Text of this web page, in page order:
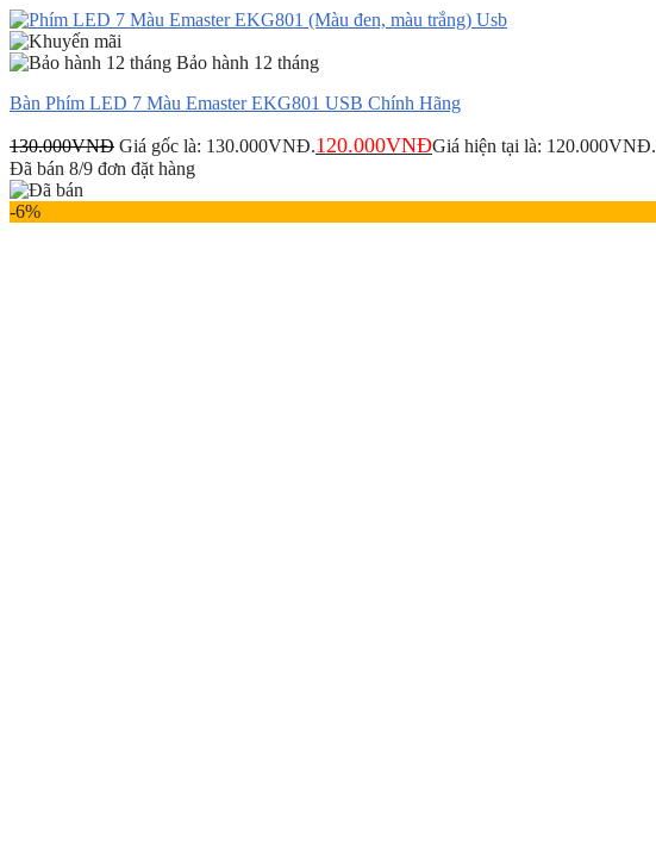
Bảo hành 12 tháng
Bàn Phím LED 7 Màu Emaster EKG801 USB Chính Hãng
130.000VNĐ Giá gốc là: 130.000VNĐ.120.000VNĐGiá hiện tại là: 120.000VNĐ.
Đã bán 8/9 đơn đặt hàng
-6%